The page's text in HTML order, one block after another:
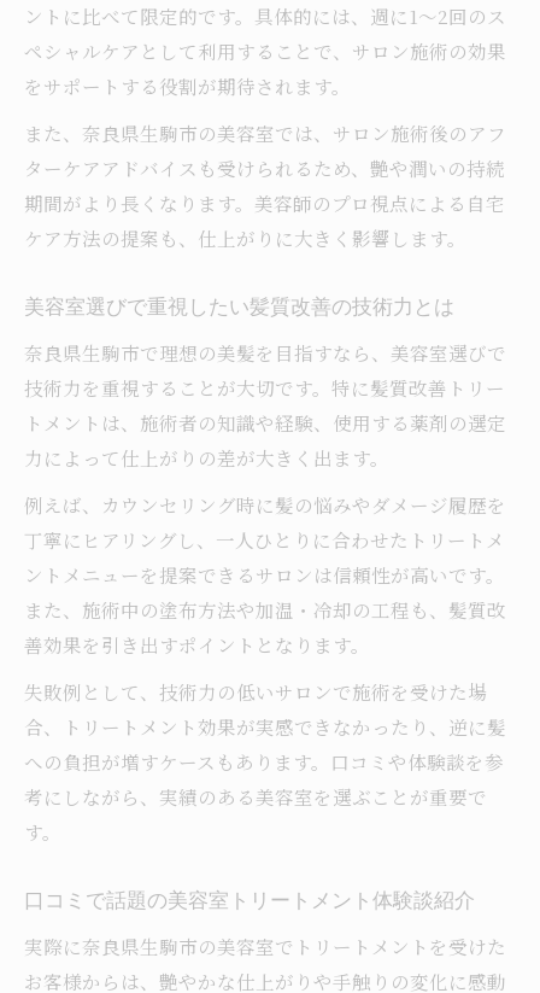
持続力に差が出る美容室選びのポイント解
説
髪の内部から潤す美容室トリートメントの
実力
アフターケアで潤いを保つ美容室のサポー
トとは
美髪を手に入れる秘訣はトリートメント選びに
美容室で受けるべきトリートメントの種類
比較
髪質や悩みに合わせた美容室トリートメン
トの選び方
美容室選びで後悔しない美髪への近道とは
美容室の提案力で見つける最適トリートメ
ント
トリートメント効果を高める美容室ならで
はの工夫
トリートメント効果の持続期間を比較してみた
美容室トリートメントごとの持続期間を徹
底比較
持続力重視で選ぶべき美容室の施術ポイン
ト
解説
とは
ントに比べて限定的です。具体的には、週に1～2回のス
ペシャルケアとして利用することで、サロン施術の効果
をサポートする役割が期待されます。
また、奈良県生駒市の美容室では、サロン施術後のアフ
ターケアアドバイスも受けられるため、艶や潤いの持続
期間がより長くなります。美容師のプロ視点による自宅
ケア方法の提案も、仕上がりに大きく影響します。
美容室選びで重視したい髪質改善の技術力とは
奈良県生駒市で理想の美髪を目指すなら、美容室選びで
技術力を重視することが大切です。特に髪質改善トリー
トメントは、施術者の知識や経験、使用する薬剤の選定
力によって仕上がりの差が大きく出ます。
例えば、カウンセリング時に髪の悩みやダメージ履歴を
丁寧にヒアリングし、一人ひとりに合わせたトリートメ
ントメニューを提案できるサロンは信頼性が高いです。
また、施術中の塗布方法や加温・冷却の工程も、髪質改
善効果を引き出すポイントとなります。
失敗例として、技術力の低いサロンで施術を受けた場
合、トリートメント効果が実感できなかったり、逆に髪
への負担が増すケースもあります。口コミや体験談を参
考にしながら、実績のある美容室を選ぶことが重要で
す。
口コミで話題の美容室トリートメント体験談紹介
実際に奈良県生駒市の美容室でトリートメントを受けた
お客様からは、艶やかな仕上がりや手触りの変化に感動